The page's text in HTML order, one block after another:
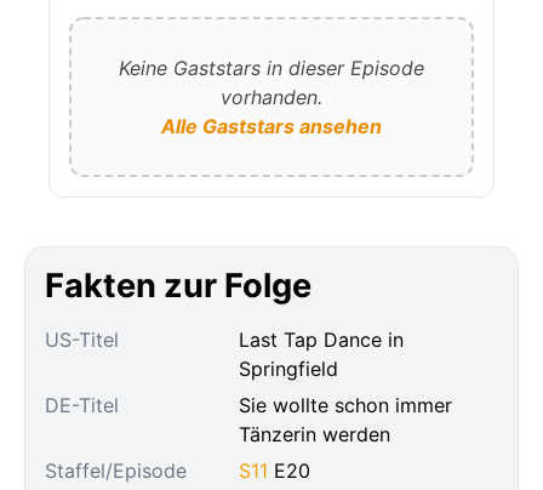
Keine Gaststars in dieser Episode
vorhanden.
Alle Gaststars ansehen
Fakten zur Folge
US-Titel
Last Tap Dance in
Springfield
DE-Titel
Sie wollte schon immer
Tänzerin werden
Staffel/Episode
S11 E20